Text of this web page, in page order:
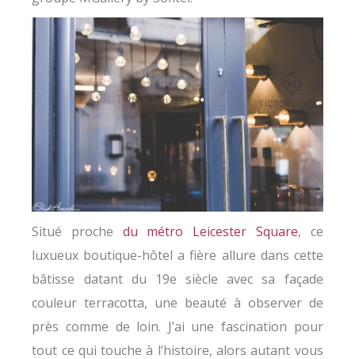
Situé proche du métro Leicester Square, ce
luxueux boutique-hôtel a fière allure dans cette
bâtisse datant du 19e siècle avec sa façade
couleur terracotta, une beauté à observer de
près comme de loin. J’ai une fascination pour
tout ce qui touche à l’histoire, alors autant vous